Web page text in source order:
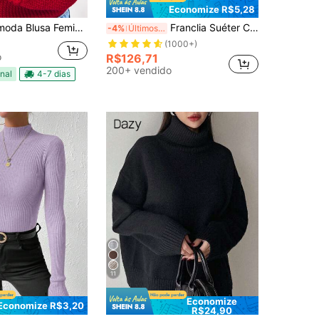
Trico Trança Manga Bufante Blogueira
4-7 dias
Economize R$5,28
-4% Últimos 2 dias Franclia Suéter Casual de Gola Alta de Manga Longa em Fleece de Cor Sólida para Outono e Inverno, Top de Manga Longa Tricotada para o Outono
(1000+)
R$126,71
200+ vendido
R$3,20
11
Economize
R$24,90